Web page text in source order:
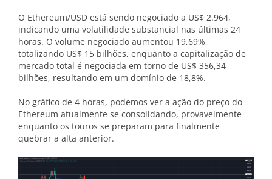
O Ethereum/USD está sendo negociado a US$ 2.964,
indicando uma volatilidade substancial nas últimas 24
horas. O volume negociado aumentou 19,69%,
totalizando US$ 15 bilhões, enquanto a capitalização de
mercado total é negociada em torno de US$ 356,34
bilhões, resultando em um domínio de 18,8%.
No gráfico de 4 horas, podemos ver a ação do preço do
Ethereum atualmente se consolidando, provavelmente
enquanto os touros se preparam para finalmente
quebrar a alta anterior.